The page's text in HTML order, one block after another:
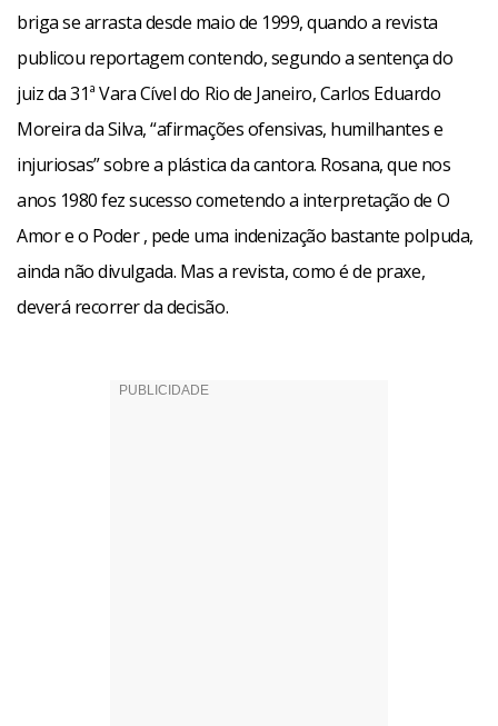
briga se arrasta desde maio de 1999, quando a revista
publicou reportagem contendo, segundo a sentença do
juiz da 31ª Vara Cível do Rio de Janeiro, Carlos Eduardo
Moreira da Silva, “afirmações ofensivas, humilhantes e
injuriosas” sobre a plástica da cantora. Rosana, que nos
anos 1980 fez sucesso cometendo a interpretação de O
Amor e o Poder , pede uma indenização bastante polpuda,
ainda não divulgada. Mas a revista, como é de praxe,
deverá recorrer da decisão.